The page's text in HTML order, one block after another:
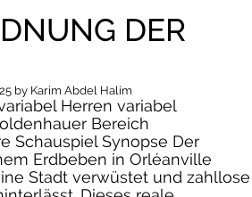
DER
by Karim Abdel Halim
Herren variabel
Bereich
Schauspiel Synopse Der
Erdbeben in Orléanville
Stadt verwüstet und zahllose